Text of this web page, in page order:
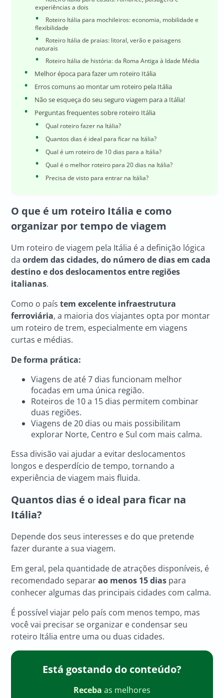
experiências a dois
Roteiro Itália para mochileiros: economia, mobilidade e
flexibilidade
Roteiro Itália de praias: litoral, verão e paisagens
naturais
Roteiro Itália de história: da Roma Antiga à Idade Média
Melhor época para fazer um roteiro Itália
Erros comuns ao montar um roteiro pela Itália
Não se esqueça do seu seguro viagem para a Itália!
Perguntas frequentes sobre roteiro Itália
Qual roteiro fazer na Itália?
Quantos dias é ideal para ficar na Itália?
Qual é um roteiro de 10 dias para a Itália?
Qual é o melhor roteiro para 20 dias na Itália?
Precisa de visto para entrar na Itália?
O que é um roteiro Itália e como
organizar por tempo de viagem
Um roteiro de viagem pela Itália é a definição lógica
daordem das cidades, do número de dias em cada
destino e dos deslocamentos entre regiões
italianas.
Como o paístem excelente infraestrutura
ferroviária, a maioria dos viajantes opta por montar
um roteiro de trem, especialmente em viagens
curtas e médias.
De forma prática:
Viagens de até 7 dias funcionam melhor
focadas em uma única região.
Roteiros de 10 a 15 dias permitem combinar
duas regiões.
Viagens de 20 dias ou mais possibilitam
explorar Norte, Centro e Sul com mais calma.
Essa divisão vai ajudar a evitar deslocamentos
longos e desperdício de tempo, tornando a
experiência de viagem mais fluida.
Quantos dias é o ideal para ficar na
Itália?
Depende dos seus interesses e do que pretende
fazer durante a sua viagem.
Em geral, pela quantidade de atrações disponíveis, é
recomendado separarao menos 15 dias para
conhecer algumas das principais cidades com calma.
É possível viajar pelo país com menos tempo, mas
você vai precisar se organizar e condensar seu
roteiro Itália entre uma ou duas cidades.
Está gostando do conteúdo?
Receba as melhores